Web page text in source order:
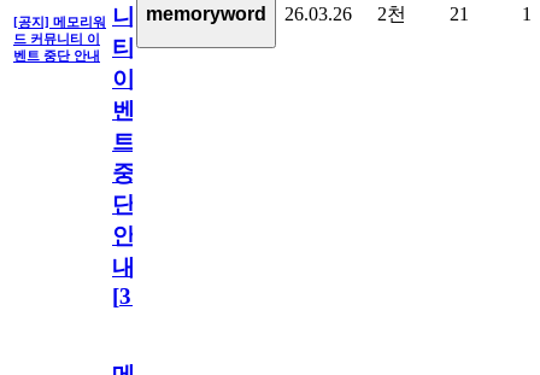
[공지] 메모리워
드 커뮤니티 이
벤트 중단 안내
니
티
이
벤
트
중
단
안
내
[31
memoryword 26.03.26 2천 21 1